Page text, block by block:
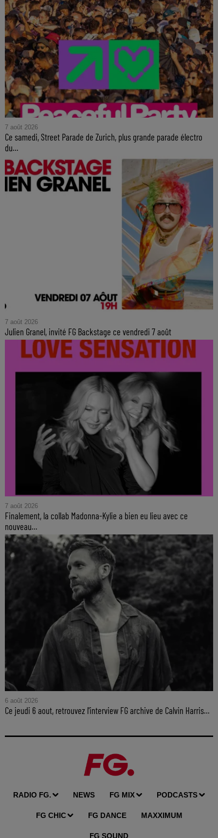
7 août 2026
Ce samedi, Street Parade de Zurich, plus grande parade électro
du...
7 août 2026
Julien Granel, invité FG Backstage ce vendredi 7 août
7 août 2026
Finalement, la collab Madonna-Kylie a bien eu lieu avec ce
nouveau...
6 août 2026
Ce jeudi 6 aout, retrouvez l'interview FG archive de Calvin Harris...
RADIO FG. NEWS FG MIX PODCASTS
FG CHIC FG DANCE MAXXIMUM
FG SOUND